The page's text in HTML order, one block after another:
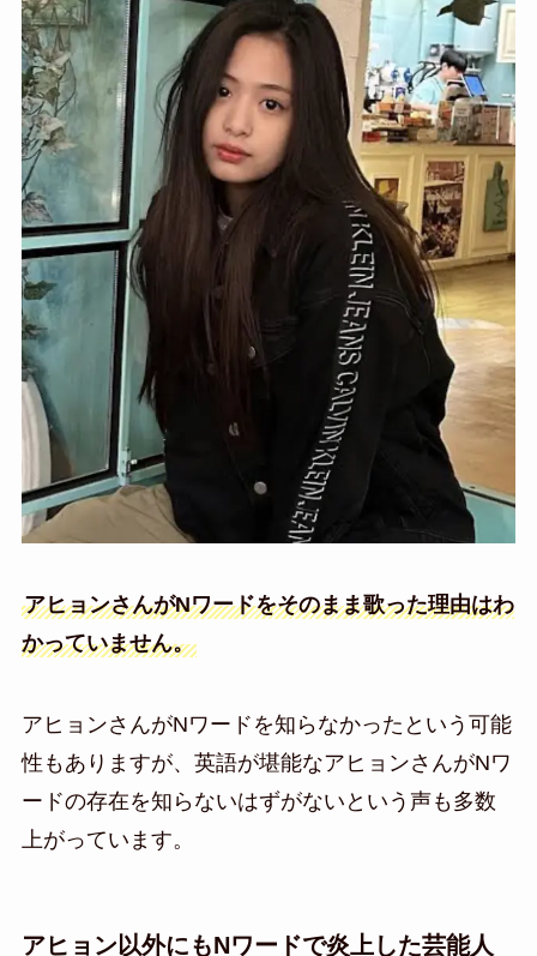
アヒョンさんがNワードをそのまま歌った理由はわ
かっていません。
アヒョンさんがNワードを知らなかったという可能
性もありますが、英語が堪能なアヒョンさんがNワ
ードの存在を知らないはずがないという声も多数
上がっています。
アヒョン以外にもNワードで炎上した芸能人